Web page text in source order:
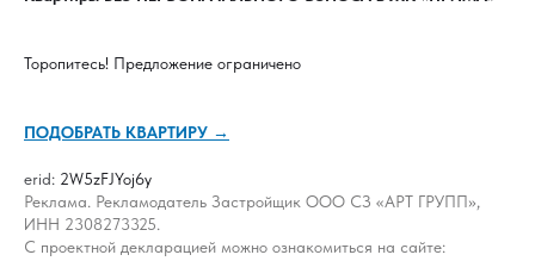
Торопитесь! Предложение ограничено
ПОДОБРАТЬ КВАРТИРУ →
erid: 2W5zFJYoj6y
Реклама. Рекламодатель Застройщик ООО СЗ «АРТ ГРУПП»,
ИНН 2308273325.
С проектной декларацией можно ознакомиться на сайте: